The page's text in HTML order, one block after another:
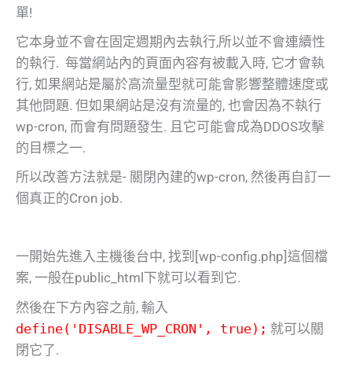
單!
它本身並不會在固定週期內去執行,所以並不會連續性
的執行. 每當網站內的頁面內容有被載入時, 它才會執
行, 如果網站是屬於高流量型就可能會影響整體速度或
其他問題. 但如果網站是沒有流量的, 也會因為不執行
wp-cron, 而會有問題發生. 且它可能會成為DDOS攻擊
的目標之一.
所以改善方法就是- 關閉內建的wp-cron, 然後再自訂一
個真正的Cron job.
一開始先進入主機後台中, 找到[wp-config.php]這個檔
案, 一般在public_html下就可以看到它.
然後在下方內容之前, 輸入
define('DISABLE_WP_CRON', true); 就可以關
閉它了.